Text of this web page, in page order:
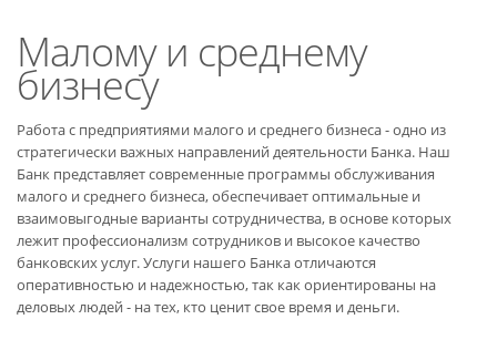
Малому и среднему
бизнесу
Работа с предприятиями малого и среднего бизнеса - одно из
стратегически важных направлений деятельности Банка. Наш
Банк представляет современные программы обслуживания
малого и среднего бизнеса, обеспечивает оптимальные и
взаимовыгодные варианты сотрудничества, в основе которых
лежит профессионализм сотрудников и высокое качество
банковских услуг. Услуги нашего Банка отличаются
оперативностью и надежностью, так как ориентированы на
деловых людей - на тех, кто ценит свое время и деньги.